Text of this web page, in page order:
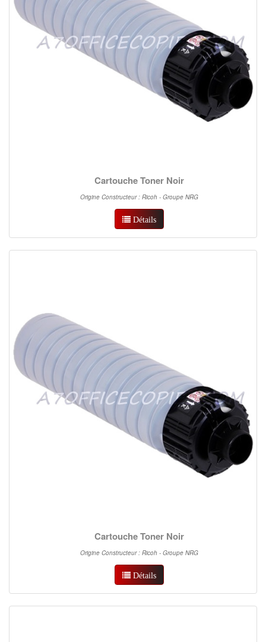
Cartouche Toner Noir
Origine Constructeur : Ricoh - Groupe NRG
Détails
Cartouche Toner Noir
Origine Constructeur : Ricoh - Groupe NRG
Détails